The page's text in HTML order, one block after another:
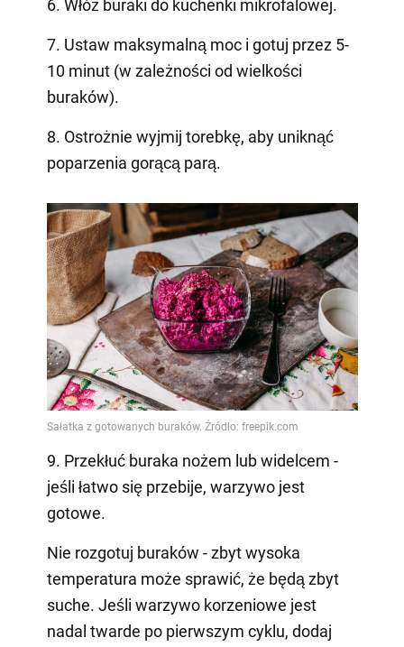
6. Włóż buraki do kuchenki mikrofalowej.
7. Ustaw maksymalną moc i gotuj przez 5-
10 minut (w zależności od wielkości
buraków).
8. Ostrożnie wyjmij torebkę, aby uniknąć
poparzenia gorącą parą.
9. Przekłuć buraka nożem lub widelcem -
jeśli łatwo się przebije, warzywo jest
gotowe.
Nie rozgotuj buraków - zbyt wysoka
temperatura może sprawić, że będą zbyt
suche. Jeśli warzywo korzeniowe jest
nadal twarde po pierwszym cyklu, dodaj